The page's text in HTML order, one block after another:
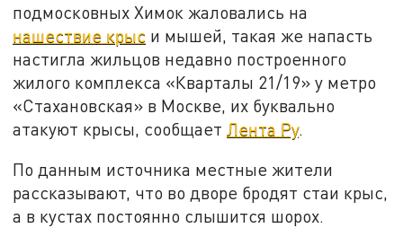
подмосковных Химок жаловались на
нашествие крыс и мышей, такая же напасть
настигла жильцов недавно построенного
жилого комплекса «Кварталы 21/19» у метро
«Стахановская» в Москве, их буквально
атакуют крысы, сообщаетЛента Ру.
По данным источника местные жители
рассказывают, что во дворе бродят стаи крыс,
а в кустах постоянно слышится шорох.